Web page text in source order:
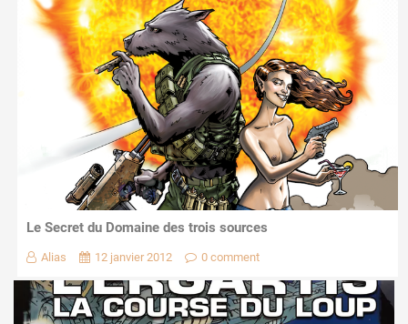
Le Secret du Domaine des trois sources
Alias 12 janvier 2012 0 comment